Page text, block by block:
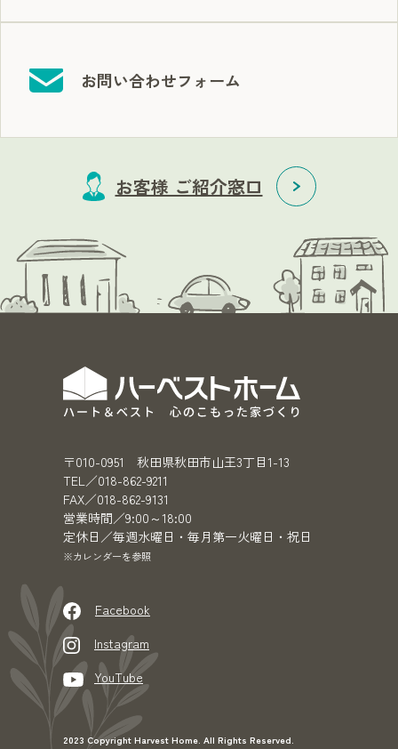
お問い合わせフォーム
お客様 ご紹介窓口
〒010-0951 秋田県秋田市山王3丁目1-13
TEL／018-862-9211
FAX／018-862-9131
営業時間／9:00～18:00
定休日／毎週水曜日・毎月第一火曜日・祝日
※カレンダーを参照
Facebook
Instagram
YouTube
2023 Copyright Harvest Home. All Rights Reserved.